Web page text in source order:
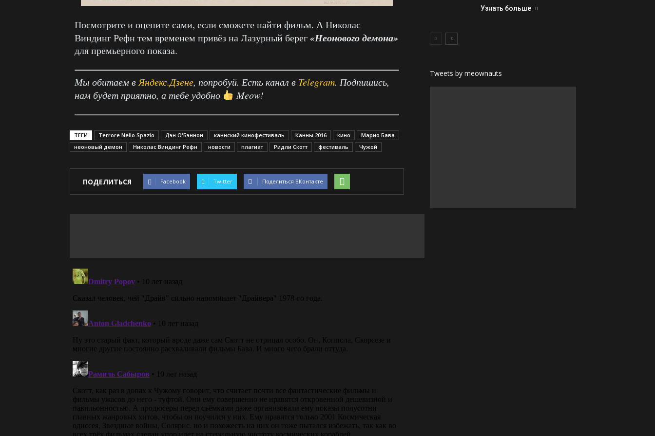
Посмотрите и оцените сами, если сможете найти фильм. А Николас
Виндинг Рефн тем временем привёз на Лазурный берег«Неонового демона»
для премьерного показа.
Мы обитаем в Яндекс.Дзене, попробуй. Есть канал в Telegram. Подпишись,
нам будет приятно, а тебе удобно
Meow!
ТЕГИ Terrore Nello Spazio Дэн О'Бэннон каннский кинофестиваль Канны 2016 кино
Марио Бава
неоновый демон
Николас Виндинг Рефн новости плагиат Ридли Скотт фестиваль Чужой
ПОДЕЛИТЬСЯ Facebook Twitter Поделиться ВКонтакте
Узнать больше
Tweets by meownauts